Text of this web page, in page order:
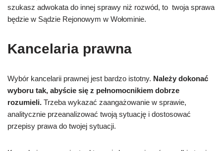
szukasz adwokata do innej sprawy niż rozwód, to twoja sprawa
będzie w Sądzie Rejonowym w Wołominie.
Kancelaria prawna
Wybór kancelarii prawnej jest bardzo istotny. Należy dokonać
wyboru tak, abyście się z pełnomocnikiem dobrze
rozumieli. Trzeba wykazać zaangażowanie w sprawie,
analitycznie przeanalizować twoją sytuację i dostosować
przepisy prawa do twojej sytuacji.